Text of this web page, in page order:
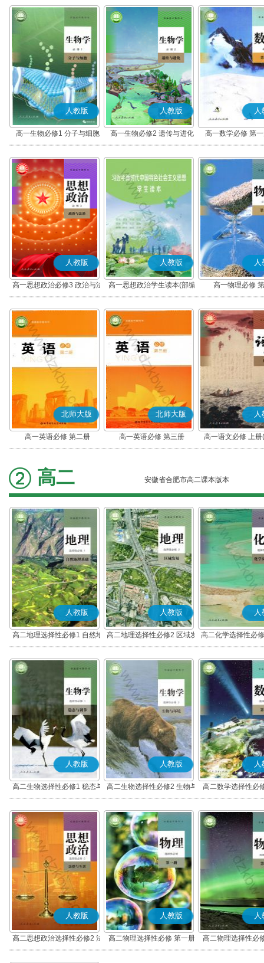
人教版
高一生物必修1 分子与细胞
人教版
高一生物必修2 遗传与进化
人
高一数学必修 第
人教版
高一思想政治必修3 政治与法
治(部编版)
人教版
高一思想政治学生读本(部编
版)
人
高一物理必修
北师大版
高一英语必修 第二册
北师大版
高一英语必修 第三册
人
高一语文必修 上
高二 安徽省合肥市高二课本版本
人教版
高二地理选择性必修1 自然地
理基础
人教版
高二地理选择性必修2 区域发
展
人
高二化学选择性必
应原理
人教版
高二生物选择性必修1 稳态与
调节
人教版
高二生物选择性必修2 生物与
环境
人
高二数学选择性必
(A版)
人教版
高二思想政治选择性必修2 法
律与生活(部编版)
人教版
高二物理选择性必修 第一册
人
高二物理选择性必